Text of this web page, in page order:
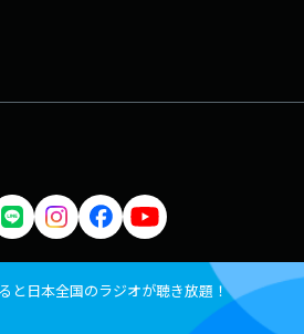
と日本全国のラジオが聴き放題！